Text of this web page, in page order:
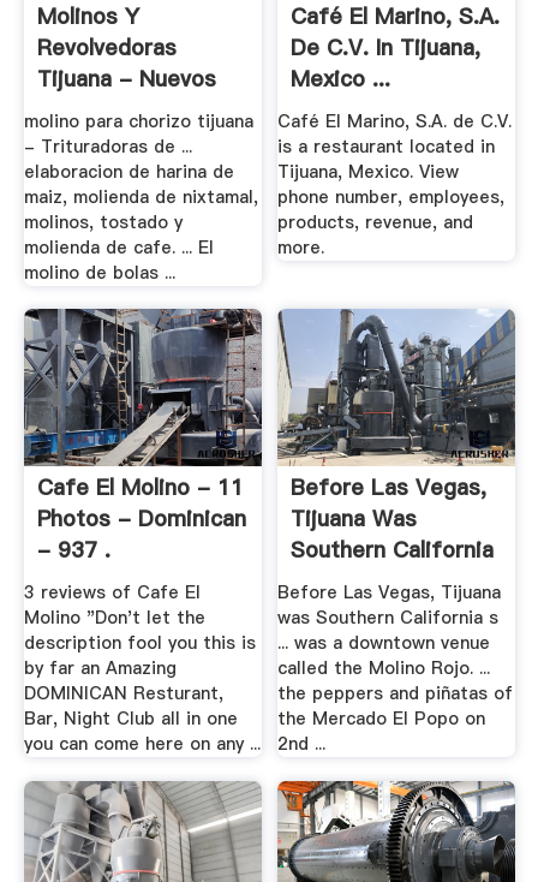
Molinos Y
Revolvedoras
Tijuana - Nuevos
Crusher, .
molino para chorizo tijuana
- Trituradoras de ...
elaboracion de harina de
maiz, molienda de nixtamal,
molinos, tostado y
molienda de cafe. ... El
molino de bolas ...
Café El Marino, S.A.
De C.V. In Tijuana,
Mexico ...
Café El Marino, S.A. de C.V.
is a restaurant located in
Tijuana, Mexico. View
phone number, employees,
products, revenue, and
more.
Cafe El Molino - 11
Photos - Dominican
- 937 .
3 reviews of Cafe El
Molino "Don't let the
description fool you this is
by far an Amazing
DOMINICAN Resturant,
Bar, Night Club all in one
you can come here on any ...
Before Las Vegas,
Tijuana Was
Southern California
.
Before Las Vegas, Tijuana
was Southern California s
... was a downtown venue
called the Molino Rojo. ...
the peppers and piñatas of
the Mercado El Popo on
2nd ...